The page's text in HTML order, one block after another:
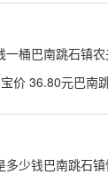
一桶巴南跳石镇
价 36.80元巴南
多少钱巴南跳石